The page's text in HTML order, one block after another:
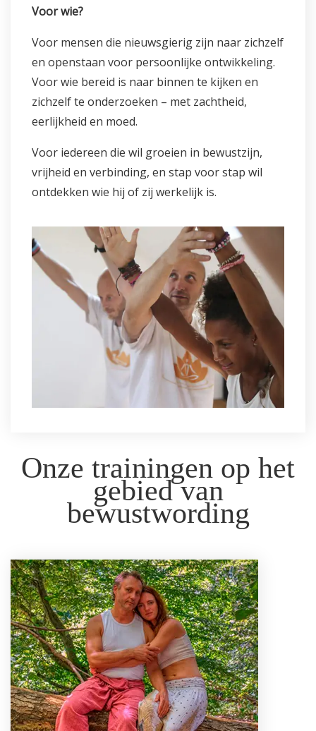
Voor wie?
Voor mensen die nieuwsgierig zijn naar zichzelf
en openstaan voor persoonlijke ontwikkeling.
Voor wie bereid is naar binnen te kijken en
zichzelf te onderzoeken – met zachtheid,
eerlijkheid en moed.
Voor iedereen die wil groeien in bewustzijn,
vrijheid en verbinding, en stap voor stap wil
ontdekken wie hij of zij werkelijk is.
Onze trainingen op het
gebied van
bewustwording